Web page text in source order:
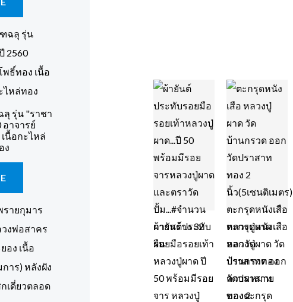
รุ่น "ราชา
าจารย์
นื้อกะไหล่
ง
‎ผ้ายันต์ประทับ
รอยมือรอยเท้า
หลวงปู่ผาด ปี
50 พร้อมมีรอย
จาร หลวงปู่
ตะกรุดหนังเสือ
หลวงปู่ผาด วัด
บ้านกรวด ออก
วัดปราสาท
ทอง 2